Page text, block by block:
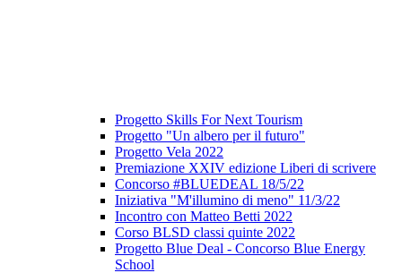
Progetto Skills For Next Tourism
Progetto "Un albero per il futuro"
Progetto Vela 2022
Premiazione XXIV edizione Liberi di scrivere
Concorso #BLUEDEAL 18/5/22
Iniziativa "M'illumino di meno" 11/3/22
Incontro con Matteo Betti 2022
Corso BLSD classi quinte 2022
Progetto Blue Deal - Concorso Blue Energy
School